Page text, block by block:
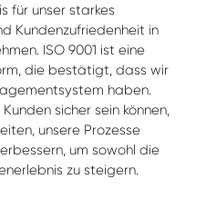
für unser starkes
Kundenzufriedenheit in
ISO 9001 ist eine
die bestätigt, dass wir
haben.
sicher sein können,
unsere Prozesse
um sowohl die
zu steigern.